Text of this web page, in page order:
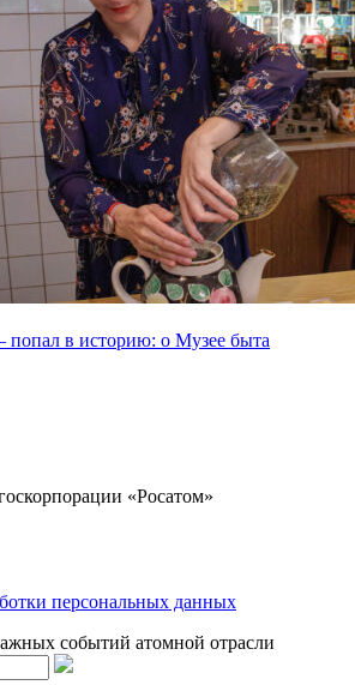
попал в историю: о Музее быта
«Росатом»
персональных данных
событий атомной отрасли